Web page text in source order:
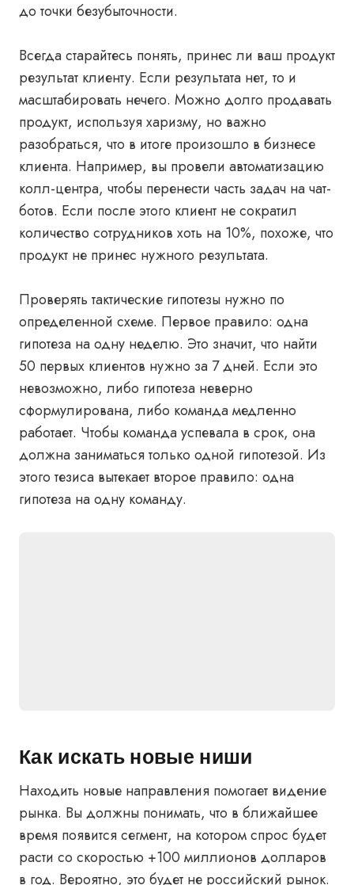
до точки безубыточности.
Всегда старайтесь понять, принес ли ваш продукт
результат клиенту. Если результата нет, то и
масштабировать нечего. Можно долго продавать
продукт, используя харизму, но важно
разобраться, что в итоге произошло в бизнесе
клиента. Например, вы провели автоматизацию
колл-центра, чтобы перенести часть задач на чат-
ботов. Если после этого клиент не сократил
количество сотрудников хоть на 10%, похоже, что
продукт не принес нужного результата.
Проверять тактические гипотезы нужно по
определенной схеме. Первое правило: одна
гипотеза на одну неделю. Это значит, что найти
50 первых клиентов нужно за 7 дней. Если это
невозможно, либо гипотеза неверно
сформулирована, либо команда медленно
работает. Чтобы команда успевала в срок, она
должна заниматься только одной гипотезой. Из
этого тезиса вытекает второе правило: одна
гипотеза на одну команду.
Как искать новые ниши
Находить новые направления помогает видение
рынка. Вы должны понимать, что в ближайшее
время появится сегмент, на котором спрос будет
расти со скоростью +100 миллионов долларов
в год. Вероятно, это будет не российский рынок.